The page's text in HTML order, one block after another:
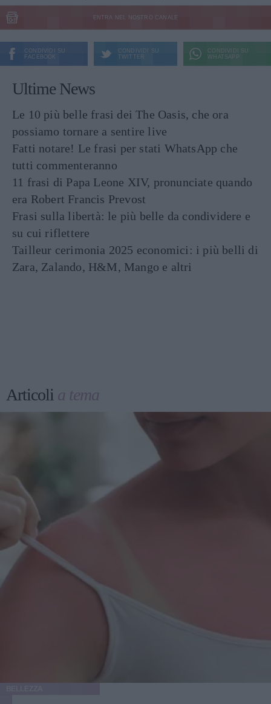
ENTRA NEL NOSTRO CANALE
CONDIVIDI SU
FACEBOOK
CONDIVIDI SU
TWITTER
CONDIVIDI SU
WHATSAPP
Ultime News
Le 10 più belle frasi dei The Oasis, che ora
possiamo tornare a sentire live
Fatti notare! Le frasi per stati WhatsApp che
tutti commenteranno
11 frasi di Papa Leone XIV, pronunciate quando
era Robert Francis Prevost
Frasi sulla libertà: le più belle da condividere e
su cui riflettere
Tailleur cerimonia 2025 economici: i più belli di
Zara, Zalando, H&M, Mango e altri
Articoli a tema